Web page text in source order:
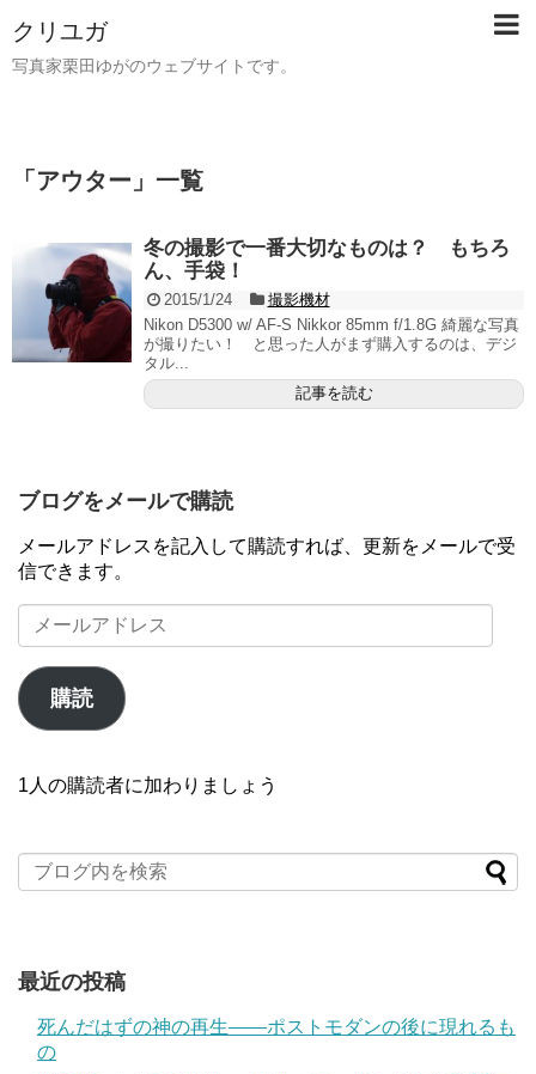
クリユガ
写真家栗田ゆがのウェブサイトです。
「 アウター 」 一覧
冬の撮影で一番大切なものは？ もちろ
ん、手袋！
2015/1/24
撮影機材
Nikon D5300 w/ AF-S Nikkor 85mm f/1.8G 綺麗な写真
が撮りたい！ と思った人がまず購入するのは、デジ
タル...
記事を読む
ブログをメールで購読
メールアドレスを記入して購読すれば、更新をメールで受
信できます。
メ
ー
ア
ド
購読
1人の購読者に加わりましょう
最近の投稿
死んだはずの神の再生――ポストモダンの後に現れるも
の